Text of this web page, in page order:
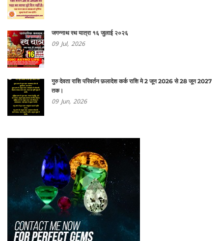
जगन्नाथ रथ यात्रा १६ जुलाई २०२६
09 Jul, 2026
गुरु देवता राशि परिवर्तन फ़लादेश कर्क राशि मे 2 जून 2026 से 28 जून 2027
तक।
09 Jun, 2026